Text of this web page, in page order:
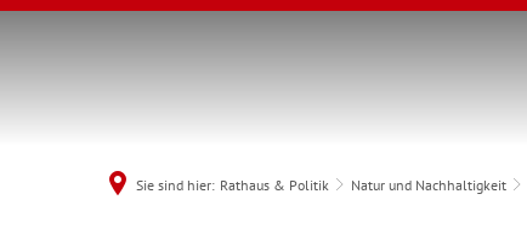
Sie sind hier: Rathaus & Politik Natur und Nachhaltigkeit